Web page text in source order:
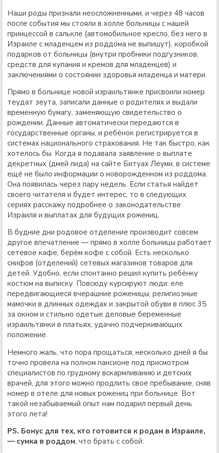
Наши роды признали неосложненными, и через 48 часов
после события мы стояли в холле больницы с нашей
принцессой в салькле (автомобильное кресло, без него в
Израиле с младенцем из роддома не выпишут), коробкой
подарков от больницы (внутри пробники подгузников,
средств для купания и кремов для младенцев) и
заключениями о состоянии здоровья младенца и матери.
Прямо в больнице новой израильтянке присвоили номер
теудат зеута, записали данные о родителях и выдали
временную бумагу, заменяющую свидетельство о
рождении. Данные автоматически передаются в
государственные органы, и ребёнок регистрируется в
системах национального страхования. Не так быстро, как
хотелось бы. Когда я подавала заявление о выплате
декретных (дмей лида) на сайте Битуах Леуми, в системе
ещё не было информации о новорожденном из роддома.
Она появилась через пару недель. Если статья найдет
своего читателя и будет интерес, то в следующих
сериях расскажу подробнее о законодательстве
Израиля и выплатах для будущих рожениц.
В будние дни родовое отделение производит совсем
другое впечатление — прямо в холле больницы работает
сетевое кафе, берём кофе с собой. Есть несколько
снифов (отделений) сетевых магазинов товаров для
детей. Удобно, если спонтанно решил купить ребёнку
костюм на выписку. Повсюду курсируют люди: еле
передвигающиеся вчерашние роженицы, религиозные
мамочки в длинных одеждах и закрытой обуви в плюс 35
за окном и стильно одетые деловые беременные
израильтянки в платьях, удачно подчеркивающих
положение.
Немного жаль, что пора прощаться, несколько дней я бы
точно провела на полном пансионе под присмотром
специалистов по грудному вскармливанию и детских
врачей, для этого можно продлить свое пребывание, сняв
номер в отеле для новых рожениц при больнице. Вот
такой незабываемый опыт нам подарил первый день
этого лета!
PS. Бонус для тех, кто готовится к родам в Израиле,
— сумка в роддом, что брать с собой: